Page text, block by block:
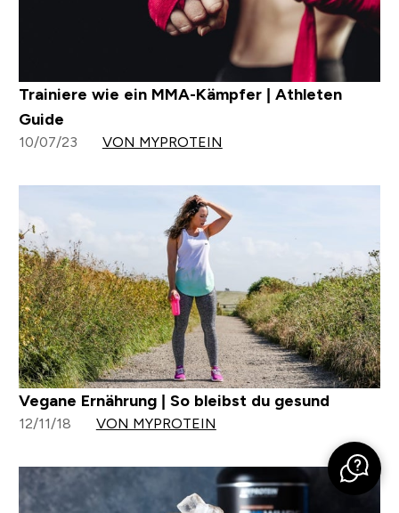
Trainiere wie ein MMA-Kämpfer | Athleten
Guide
10/07/23 VON MYPROTEIN
Vegane Ernährung | So bleibst du gesund
12/11/18 VON MYPROTEIN